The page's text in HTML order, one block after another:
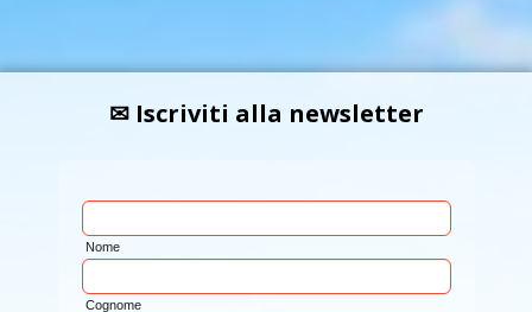
✉ Iscriviti alla newsletter